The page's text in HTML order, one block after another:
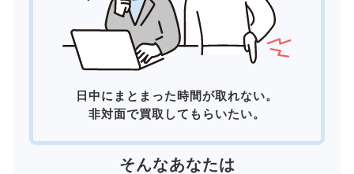
日中にまとまった時間が取れない。
非対面で買取してもらいたい。
そんなあなたは